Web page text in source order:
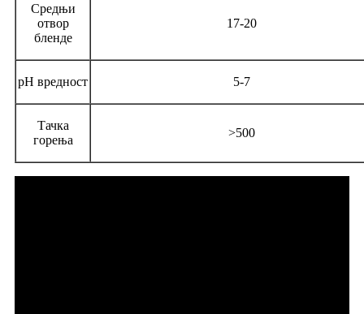
Средњи
отвор
бленде
17-20
pH вредност 5-7
Тачка
горења
>500